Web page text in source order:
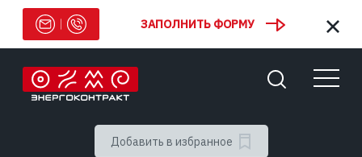
Добавить в избранное
ЗАПОЛНИТЬ ФОРМУ